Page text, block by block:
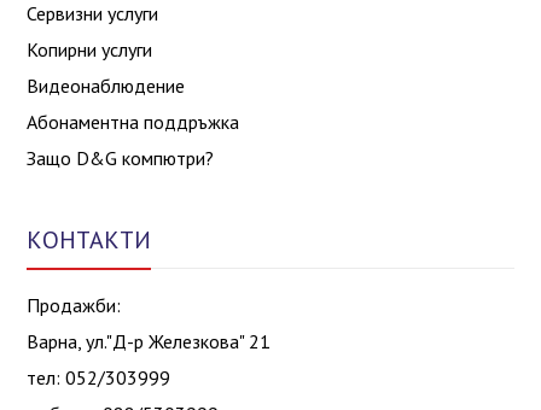
Сервизни услуги
Копирни услуги
Видеонаблюдение
Абонаментна поддръжка
Защо D&G компютри?
КОНТАКТИ
Продажби:
Варна, ул."Д-р Железкова" 21
тел: 052/303999